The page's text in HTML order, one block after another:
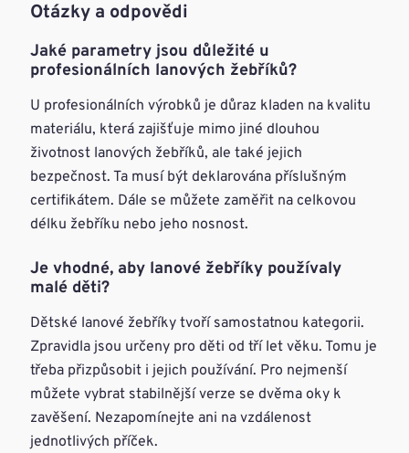
Otázky a odpovědi
Jaké parametry jsou důležité u
profesionálních lanových žebříků?
U profesionálních výrobků je důraz kladen na kvalitu
materiálu, která zajišťuje mimo jiné dlouhou
životnost lanových žebříků, ale také jejich
bezpečnost. Ta musí být deklarována příslušným
certifikátem. Dále se můžete zaměřit na celkovou
délku žebříku nebo jeho nosnost.
Je vhodné, aby lanové žebříky používaly
malé děti?
Dětské lanové žebříky tvoří samostatnou kategorii.
Zpravidla jsou určeny pro děti od tří let věku. Tomu je
třeba přizpůsobit i jejich používání. Pro nejmenší
můžete vybrat stabilnější verze se dvěma oky k
zavěšení. Nezapomínejte ani na vzdálenost
jednotlivých příček.